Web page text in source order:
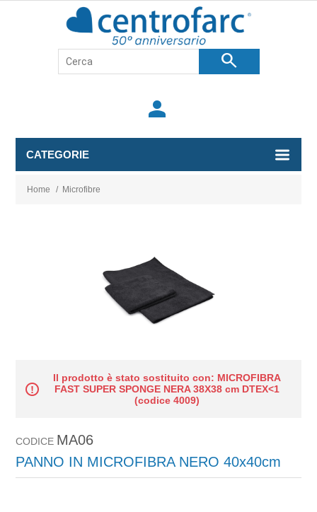
search
person
CATEGORIE
Home / Microfibre
Il prodotto è stato sostituito con: MICROFIBRA
FAST SUPER SPONGE NERA 38X38 cm DTEX<1
(codice 4009)
CODICE MA06
PANNO IN MICROFIBRA NERO 40x40cm